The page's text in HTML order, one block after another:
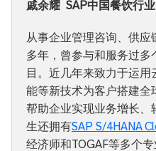
戚余耀 SAP中国餐饮行
从事企业管理咨询、供应
多年，曾参与和服务过多
目。近几年来致力于运
能等新技术为客户搭建全
帮助企业实现业务增长、
生还拥有SAP S/4HANA
经济师和TOGAF等多个